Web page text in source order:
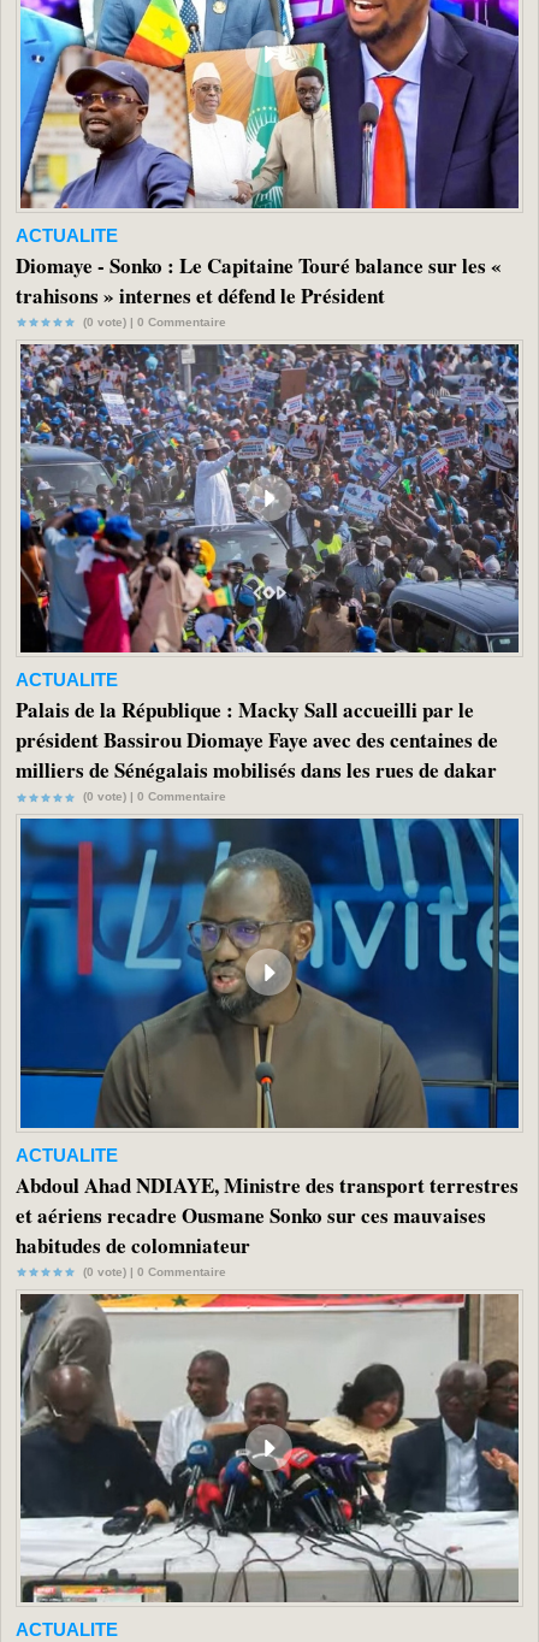
ACTUALITE
Diomaye - Sonko : Le Capitaine Touré balance sur les «
trahisons » internes et défend le Président
(0 vote) | 0 Commentaire
ACTUALITE
Palais de la République : Macky Sall accueilli par le
président Bassirou Diomaye Faye avec des centaines de
milliers de Sénégalais mobilisés dans les rues de dakar
(0 vote) | 0 Commentaire
ACTUALITE
Abdoul Ahad NDIAYE, Ministre des transport terrestres
et aériens recadre Ousmane Sonko sur ces mauvaises
habitudes de colomniateur
(0 vote) | 0 Commentaire
ACTUALITE